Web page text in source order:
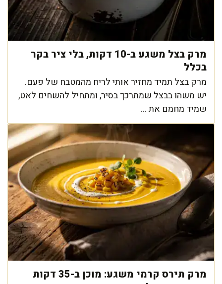
מרק בצל משגע ב-10 דקות, בלי ציר בקר
בכלל
מרק בצל תמיד מחזיר אותי לריח מהמטבח של פעם.
יש משהו בבצל שמתרכך בסיר, ומתחיל להשחים לאט,
שמיד מחמם את ...
מרק תירס קרמי משגע: מוכן ב-35 דקות